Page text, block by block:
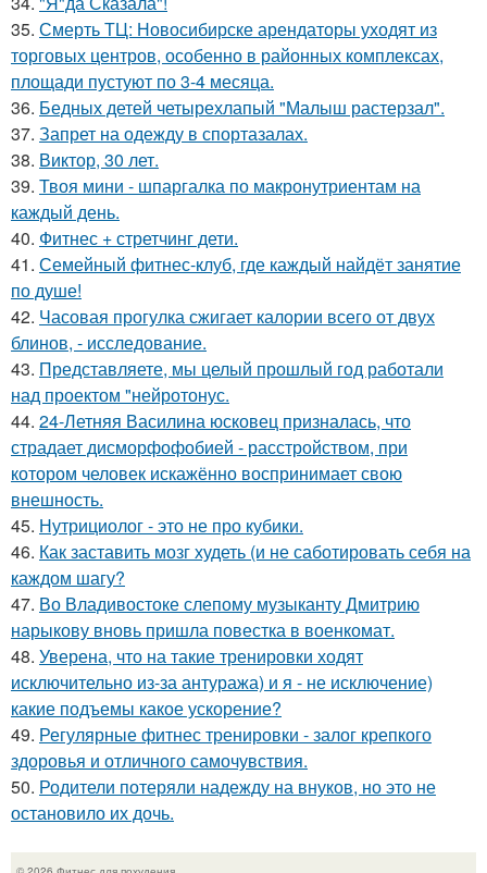
35. Смерть ТЦ: Новосибирске арендаторы уходят из
торговых центров, особенно в районных комплексах,
площади пустуют по 3-4 месяца.
36. Бедных детей четырехлапый "Малыш растерзал".
37. Запрет на одежду в спортазалах.
38. Виктор, 30 лет.
39. Твоя мини - шпаргалка по макронутриентам на
каждый день.
40. Фитнес + стретчинг дети.
41. Семейный фитнес-клуб, где каждый найдёт занятие
по душе!
42. Часовая прогулка сжигает калории всего от двух
блинов, - исследование.
43. Представляете, мы целый прошлый год работали
над проектом "нейротонус.
44. 24-Летняя Василина юсковец призналась, что
страдает дисморфофобией - расстройством, при
котором человек искажённо воспринимает свою
внешность.
45. Нутрициолог - это не про кубики.
46. Как заставить мозг худеть (и не саботировать себя на
каждом шагу?
47. Во Владивостоке слепому музыканту Дмитрию
нарыкову вновь пришла повестка в военкомат.
48. Уверена, что на такие тренировки ходят
исключительно из-за антуража) и я - не исключение)
какие подъемы какое ускорение?
49. Регулярные фитнес тренировки - залог крепкого
здоровья и отличного самочувствия.
50. Родители потеряли надежду на внуков, но это не
остановило их дочь.